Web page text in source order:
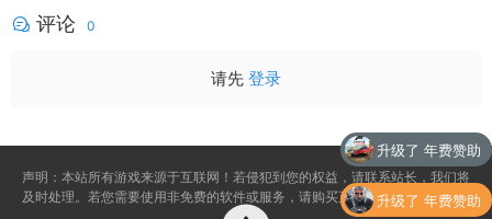
评论 0
请先 登录
声明：本站所有游戏来源于互联网！若侵犯到您的权益，请联系站长，我们将
及时处理。若您需要使用非免费的软件或服务，请购买正版授权并合法使用。
升级了 年费赞助
升级了 年费赞助